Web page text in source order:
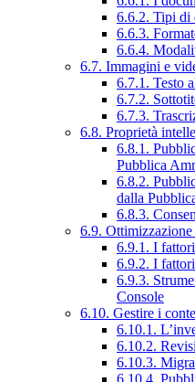
6.6.2. Tipi di
6.6.3.
6.6.4.
6.7. Immagini e
6.7.1. Testo
6.7.2.
6.7.3.
6.8. Proprietà
6.8.1.
Pubblica
6.8.2.
dalla
6.8.3.
6.9.
6.9.1. I fattori
6.9.2. I fattori
6.9.3.
Console
6.10. Gestire i
6.10.1.
6.10.2.
6.10.3.
6.10.4.